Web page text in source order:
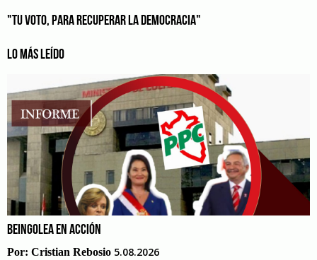
"TU VOTO, PARA RECUPERAR LA DEMOCRACIA"
LO MÁS LEÍDO
BEINGOLEA EN ACCIÓN
Por: Cristian Rebosio 5.08.2026